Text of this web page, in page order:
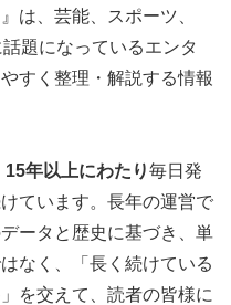
は、芸能、スポーツ、
題になっているエンタ
すく整理・解説する情報
年以上にわたり毎日発
ています。長年の運営で
ータと歴史に基づき、単
なく、「長く続けている
を交えて、読者の皆様に